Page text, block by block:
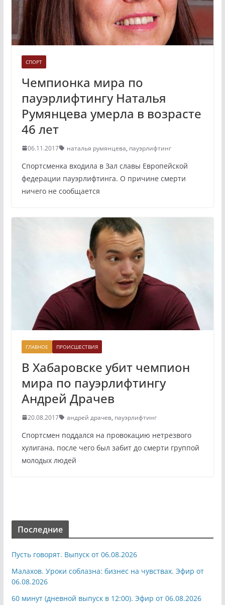
СПОРТ
Чемпионка мира по
пауэрлифтингу Наталья
Румянцева умерла в возрасте
46 лет
06.11.2017 наталья румянцева, пауэрлифтинг
Спортсменка входила в Зал славы Европейской
федерации пауэрлифтинга. О причине смерти
ничего не сообщается
ГЛАВНОЕ ПРОИСШЕСТВИЯ
В Хабаровске убит чемпион
мира по пауэрлифтингу
Андрей Драчев
20.08.2017 андрей драчев, пауэрлифтинг
Спортсмен поддался на провокацию нетрезвого
хулигана, после чего был забит до смерти группой
молодых людей
Последние
Пусть говорят. Выпуск от 06.08.2026
Малахов. Уроки соблазна: бизнес на чувствах. Эфир от
06.08.2026
60 минут (дневной выпуск в 12:00). Эфир от 06.08.2026